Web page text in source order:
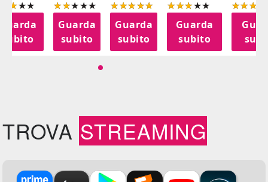
subito
Guarda
subito
Guarda
subito
Guarda
subito
TROVA STREAMING